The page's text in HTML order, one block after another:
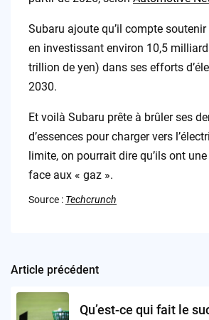
Subaru ajoute qu’il compte
en investissant environ 10,5
trillion de yen) dans ses efforts
2030.
Et voilà Subaru prête à brûler ses
d’essences pour charger vers
limite, on pourrait dire qu’ils ont
face aux « gaz ».
Source : Techcrunch
Post
navigation
Article précédent
Qu’est-ce qui fait le